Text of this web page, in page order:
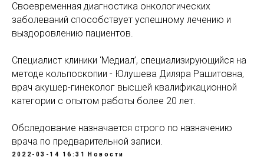
Своевременная диагностика онкологических
заболеваний способствует успешному лечению и
выздоровлению пациентов.
Специалист клиники ‘Медиал’, специализирующийся на
методе кольпоскопии - Юлушева Диляра Рашитовна,
врач акушер-гинеколог высшей квалификационной
категории с опытом работы более 20 лет.
Обследование назначается строго по назначению
врача по предварительной записи.
2022-03-14 16:31 Новости